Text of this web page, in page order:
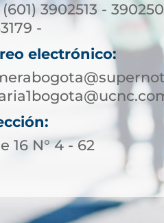
(601) 3902513 -
-
electrónico:
16 N° 4 - 62